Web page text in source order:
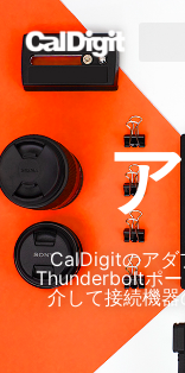
CalDigitのアダ
Thunderboltポ
介して接続機器